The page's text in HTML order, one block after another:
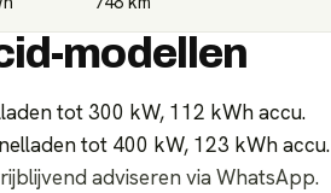
modellen
tot 300 kW, 112 kWh accu.
tot 400 kW, 123 kWh accu.
adviseren via WhatsApp.